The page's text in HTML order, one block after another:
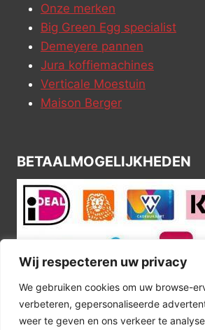
Wij respecteren uw privacy
We gebruiken cookies om uw browse-
verbeteren, gepersonaliseerde
weer te geven en ons verkeer te
Onze merken
Big Green Egg specialist
Demeyere pannen
Jura koffiemachines
Verticale Moestuin
Maison Berger
BETAALMOGELIJKHEDEN